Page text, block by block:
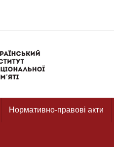
Нормативно-правові акти